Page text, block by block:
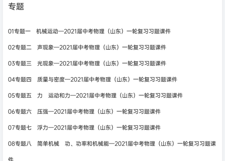
专题
01专题一 机械运动—2021届中考物理（山东）一轮复习习题课件
02专题二 声现象—2021届中考物理（山东）一轮复习习题课件
03专题三 光现象—2021届中考物理（山东）一轮复习习题课件
04专题四 质量与密度—2021届中考物理（山东）一轮复习习题课件
05专题五 力 运动和力—2021届中考物理（山东）一轮复习习题课件
06专题六 压强—2021届中考物理（山东）一轮复习习题课件
07专题七 浮力—2021届中考物理（山东）一轮复习习题课件
08专题八 简单机械 功、功率和机械能—2021届中考物理（山东）一轮复习习题课
件